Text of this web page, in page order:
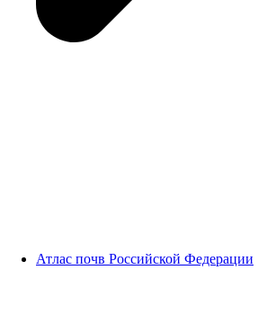
Атлас почв Российской Федерации